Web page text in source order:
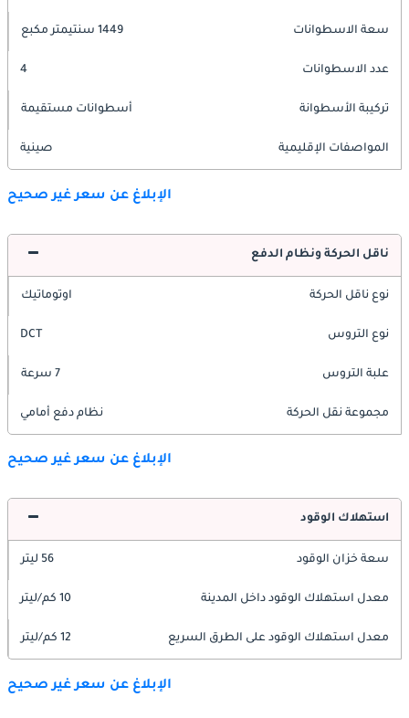
سعة الاسطوانات 1449 سنتيمتر مكبع
عدد الاسطوانات 4
تركيبة الأسطوانة أسطوانات مستقيمة
المواصفات الإقليمية صينية
الإبلاغ عن سعر غير صحيح
ناقل الحركة ونظام الدفع
نوع ناقل الحركة اوتوماتيك
نوع التروس DCT
علبة التروس 7 سرعة
مجموعة نقل الحركة نظام دفع أمامي
الإبلاغ عن سعر غير صحيح
استهلاك الوقود
سعة خزان الوقود 56 ليتر
معدل استهلاك الوقود داخل المدينة 10 كم/ليتر
معدل استهلاك الوقود على الطرق السريع 12 كم/ليتر
الإبلاغ عن سعر غير صحيح